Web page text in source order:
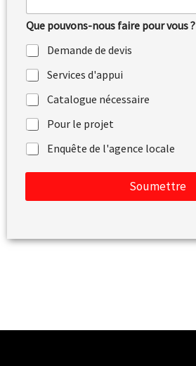
t
a
i
r
e
o
u
m
e
g
Que pouvons-nous faire pour vous ?
Demande de devis
Services d'appui
Catalogue nécessaire
Pour le projet
Enquête de l'agence locale
Soumettre